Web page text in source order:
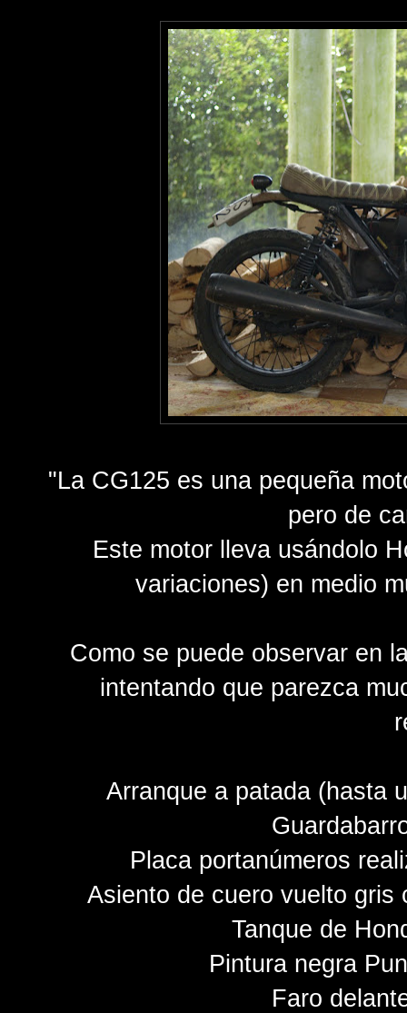
"La CG125 es una pequeña
pero de
Este motor lleva usándolo
variaciones) en medio
Como se puede observar en
intentando que parezca
Arranque a patada (hasta
Placa portanúmeros
Asiento de cuero vuelto gris
Tanque de
Pintura negra
Faro